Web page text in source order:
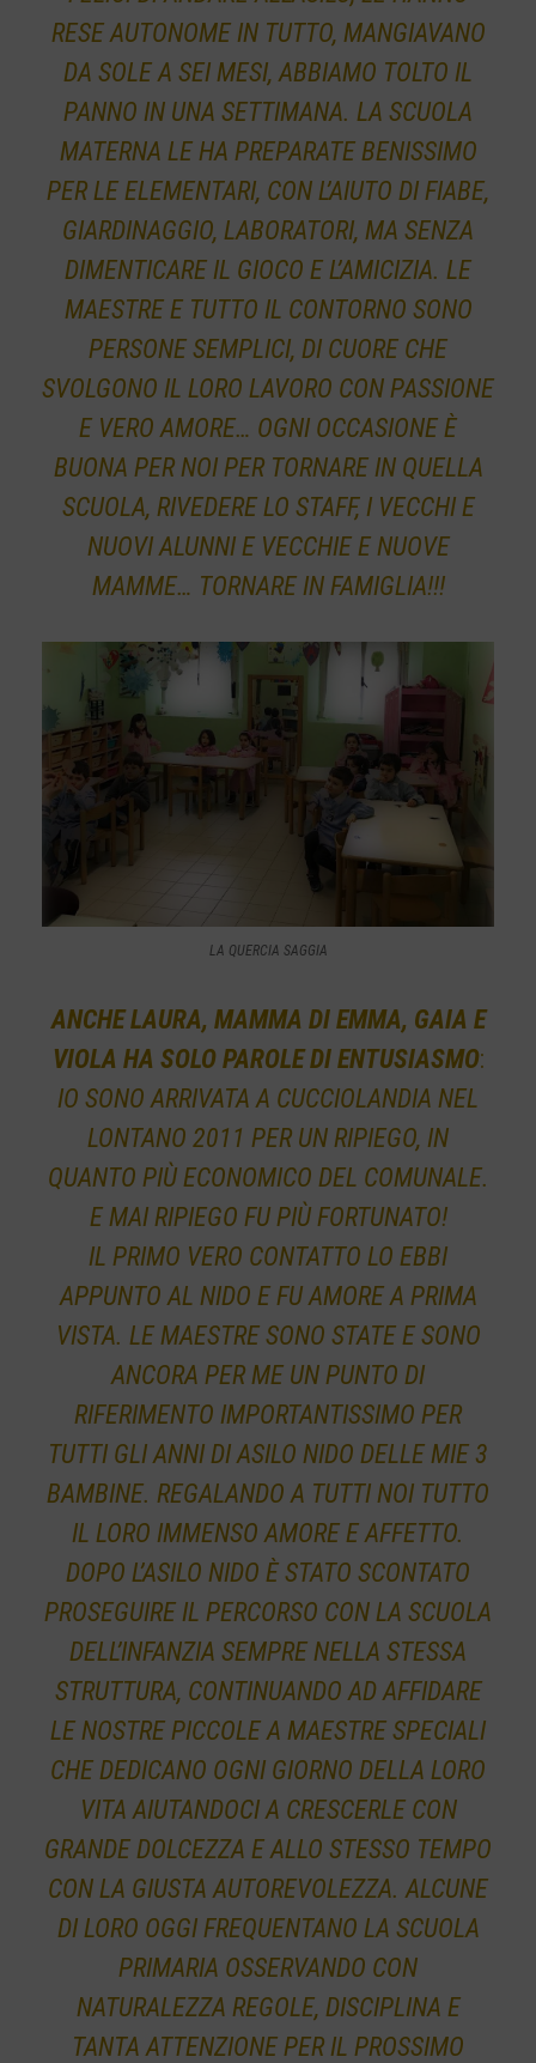
RESE AUTONOME IN TUTTO, MANGIAVANO
DA SOLE A SEI MESI, ABBIAMO TOLTO IL
PANNO IN UNA SETTIMANA. LA SCUOLA
MATERNA LE HA PREPARATE BENISSIMO
PER LE ELEMENTARI, CON L’AIUTO DI FIABE,
GIARDINAGGIO, LABORATORI, MA SENZA
DIMENTICARE IL GIOCO E L’AMICIZIA. LE
MAESTRE E TUTTO IL CONTORNO SONO
PERSONE SEMPLICI, DI CUORE CHE
SVOLGONO IL LORO LAVORO CON PASSIONE
E VERO AMORE… OGNI OCCASIONE È
BUONA PER NOI PER TORNARE IN QUELLA
SCUOLA, RIVEDERE LO STAFF, I VECCHI E
NUOVI ALUNNI E VECCHIE E NUOVE
MAMME… TORNARE IN FAMIGLIA!!!
LA QUERCIA SAGGIA
ANCHE LAURA, MAMMA DI EMMA, GAIA E
VIOLA HA SOLO PAROLE DI ENTUSIASMO:
IO SONO ARRIVATA A CUCCIOLANDIA NEL
LONTANO 2011 PER UN RIPIEGO, IN
QUANTO PIÙ ECONOMICO DEL COMUNALE.
E MAI RIPIEGO FU PIÙ FORTUNATO!
IL PRIMO VERO CONTATTO LO EBBI
APPUNTO AL NIDO E FU AMORE A PRIMA
VISTA. LE MAESTRE SONO STATE E SONO
ANCORA PER ME UN PUNTO DI
RIFERIMENTO IMPORTANTISSIMO PER
TUTTI GLI ANNI DI ASILO NIDO DELLE MIE 3
BAMBINE. REGALANDO A TUTTI NOI TUTTO
IL LORO IMMENSO AMORE E AFFETTO.
DOPO L’ASILO NIDO È STATO SCONTATO
PROSEGUIRE IL PERCORSO CON LA SCUOLA
DELL’INFANZIA SEMPRE NELLA STESSA
STRUTTURA, CONTINUANDO AD AFFIDARE
LE NOSTRE PICCOLE A MAESTRE SPECIALI
CHE DEDICANO OGNI GIORNO DELLA LORO
VITA AIUTANDOCI A CRESCERLE CON
GRANDE DOLCEZZA E ALLO STESSO TEMPO
CON LA GIUSTA AUTOREVOLEZZA. ALCUNE
DI LORO OGGI FREQUENTANO LA SCUOLA
PRIMARIA OSSERVANDO CON
NATURALEZZA REGOLE, DISCIPLINA E
TANTA ATTENZIONE PER IL PROSSIMO